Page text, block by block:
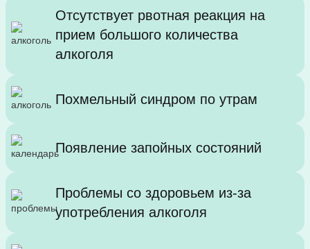
Отсутствует рвотная реакция на
прием большого количества
алкоголя
Похмельный синдром по утрам
Появление запойных состояний
Проблемы со здоровьем из-за
употребления алкоголя